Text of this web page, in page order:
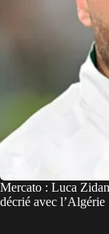
Mercato : Luca
décrié avec l’Algérie